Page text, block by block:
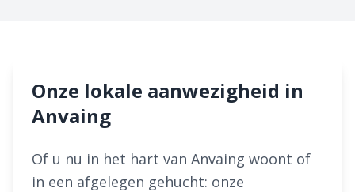
Onze lokale aanwezigheid in
Anvaing
Of u nu in het hart van Anvaing woont of
in een afgelegen gehucht: onze